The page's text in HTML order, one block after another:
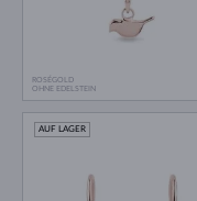
ROSÉGOLD
OHNE EDELSTEIN
AUF LAGER